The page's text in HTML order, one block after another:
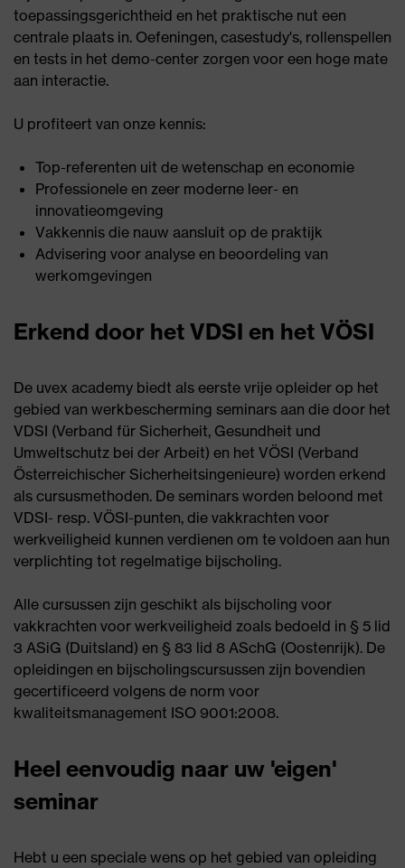
toepassingsgerichtheid en het praktische nut een
centrale plaats in. Oefeningen, casestudy's, rollenspellen
en tests in het demo-center zorgen voor een hoge mate
aan interactie.
U profiteert van onze kennis:
Top-referenten uit de wetenschap en economie
Professionele en zeer moderne leer- en
innovatieomgeving
Vakkennis die nauw aansluit op de praktijk
Advisering voor analyse en beoordeling van
werkomgevingen
Erkend door het VDSI en het VÖSI
De uvex academy biedt als eerste vrije opleider op het
gebied van werkbescherming seminars aan die door het
VDSI (Verband für Sicherheit, Gesundheit und
Umweltschutz bei der Arbeit) en het VÖSI (Verband
Österreichischer Sicherheitsingenieure) worden erkend
als cursusmethoden. De seminars worden beloond met
VDSI- resp. VÖSI-punten, die vakkrachten voor
werkveiligheid kunnen verdienen om te voldoen aan hun
verplichting tot regelmatige bijscholing.
Alle cursussen zijn geschikt als bijscholing voor
vakkrachten voor werkveiligheid zoals bedoeld in § 5 lid
3 ASiG (Duitsland) en § 83 lid 8 ASchG (Oostenrijk). De
opleidingen en bijscholingscursussen zijn bovendien
gecertificeerd volgens de norm voor
kwaliteitsmanagement ISO 9001:2008.
Heel eenvoudig naar uw 'eigen'
seminar
Hebt u een speciale wens op het gebied van opleiding